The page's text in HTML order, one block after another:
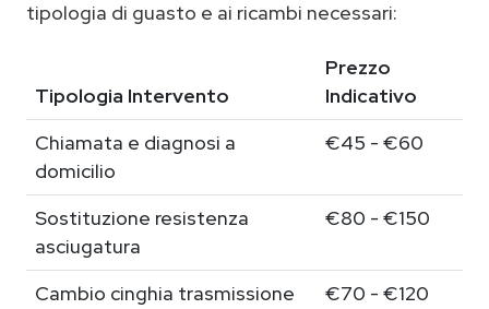
tipologia di guasto e ai ricambi necessari:
Tipologia Intervento
Prezzo
Indicativo
Chiamata e diagnosi a
domicilio
€45 - €60
Sostituzione resistenza
asciugatura
€80 - €150
Cambio cinghia trasmissione
€70 - €120